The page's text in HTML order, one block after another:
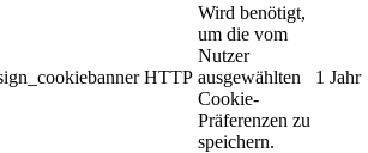
HTTP
Wird benötigt,
um die vom
Nutzer
ausgewählten
Cookie-
Präferenzen zu
speichern.
1 Jahr